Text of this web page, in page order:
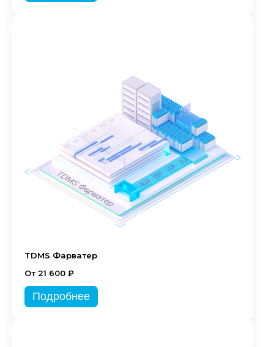
TDMS Фарватер
От 21 600 ₽
Подробнее